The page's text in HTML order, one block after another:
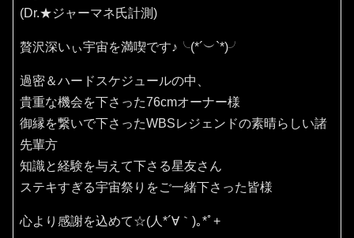
(Dr.★ジャーマネ氏計測)
贅沢深いぃ宇宙を満喫です♪⁠╰⁠(⁠*⁠´⁠︶⁠`⁠*⁠)⁠╯
過密＆ハードスケジュールの中、
貴重な機会を下さった76cmオーナー様
御縁を繋いで下さったWBSレジェンドの素晴らしい諸
先輩方
知識と経験を与えて下さる星友さん
ステキすぎる宇宙祭りをご一緒下さった皆様
心より感謝を込めて☆(⁠人⁠*⁠´⁠∀⁠｀⁠)⁠｡⁠*ﾟ⁠+